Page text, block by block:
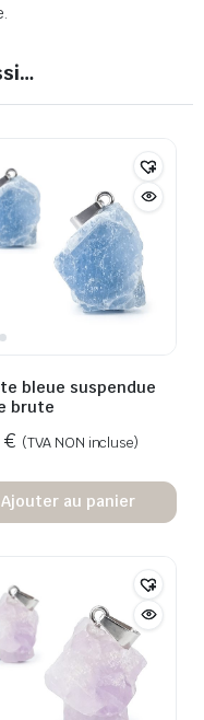
bleue suspendue
brute
€ (TVA NON incluse)
Ajouter au panier